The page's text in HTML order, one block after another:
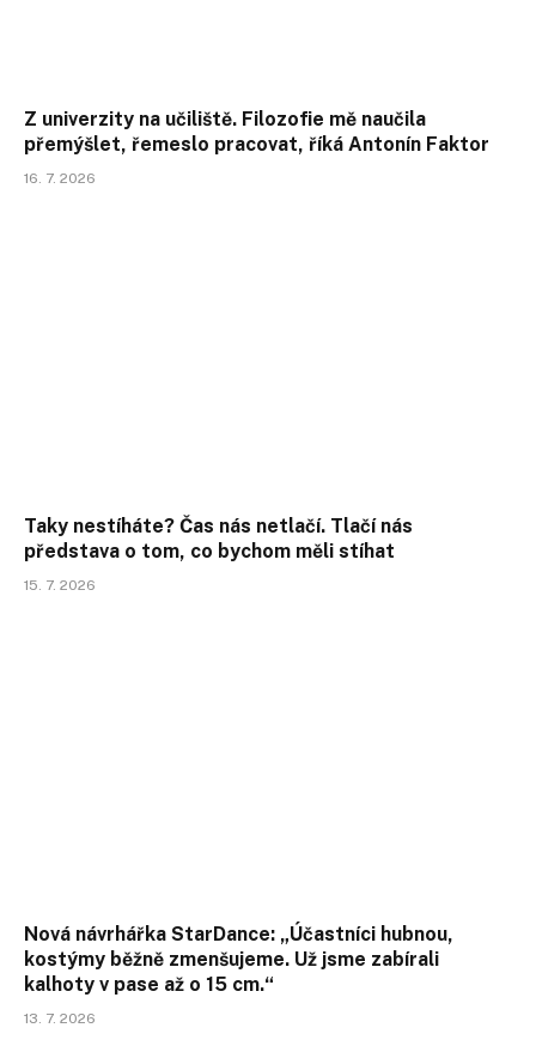
Z univerzity na učiliště. Filozofie mě naučila
přemýšlet, řemeslo pracovat, říká Antonín Faktor
16. 7. 2026
Taky nestíháte? Čas nás netlačí. Tlačí nás
představa o tom, co bychom měli stíhat
15. 7. 2026
Nová návrhářka StarDance: „Účastníci hubnou,
kostýmy běžně zmenšujeme. Už jsme zabírali
kalhoty v pase až o 15 cm.“
13. 7. 2026